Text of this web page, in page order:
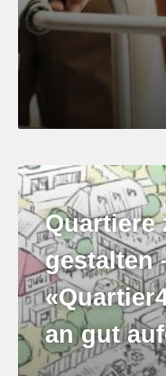
Quartiere
gestalten
an gut